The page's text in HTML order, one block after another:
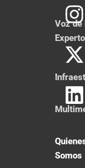
Voz de
Somos